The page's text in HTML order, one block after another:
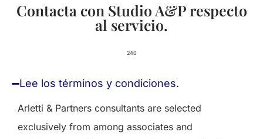
Contacta con Studio A&P respecto
al servicio.
240
Lee los términos y condiciones.
Arletti & Partners consultants are selected
exclusively from among associates and